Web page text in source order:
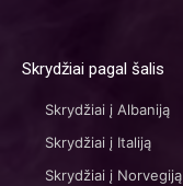
Skrydžiai pagal šalis
Skrydžiai į Albaniją
Skrydžiai į Italiją
Skrydžiai į Norvegiją